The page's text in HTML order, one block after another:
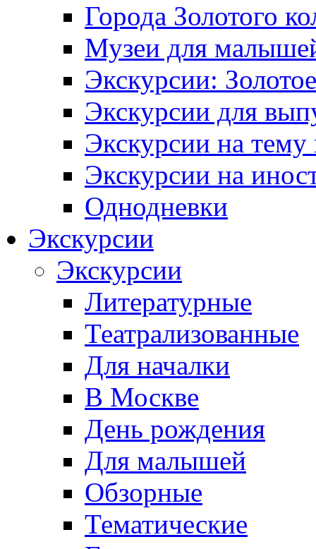
Города Золотого
Музеи для
Экскурсии:
Экскурсии для
Экскурсии на тему
Экскурсии на
Однодневки
Экскурсии
Экскурсии
Литературные
Театрализованные
Для началки
В Москве
День рождения
Для малышей
Обзорные
Тематические